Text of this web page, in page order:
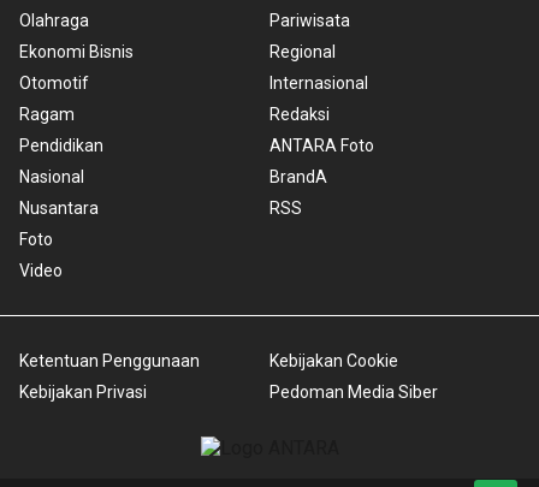
Olahraga
Ekonomi Bisnis
Otomotif
Ragam
Pendidikan
Nasional
Nusantara
Foto
Video
Pariwisata
Regional
Internasional
Redaksi
ANTARA Foto
BrandA
RSS
Ketentuan Penggunaan
Kebijakan Privasi
Kebijakan Cookie
Pedoman Media Siber